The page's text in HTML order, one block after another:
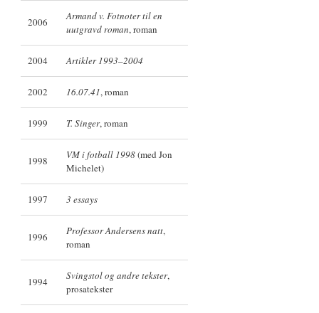
2006
Armand v. Fotnoter til en
uutgravd roman, roman
2004 Artikler 1993–2004
2002 16.07.41, roman
1999 T. Singer, roman
1998 VM i fotball 1998(med Jon
Michelet)
1997 3 essays
1996 Professor Andersens natt,
roman
1994 Svingstol og andre tekster,
prosatekster